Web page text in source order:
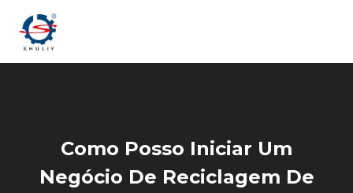
Como Posso Iniciar Um
Negócio De Reciclagem De